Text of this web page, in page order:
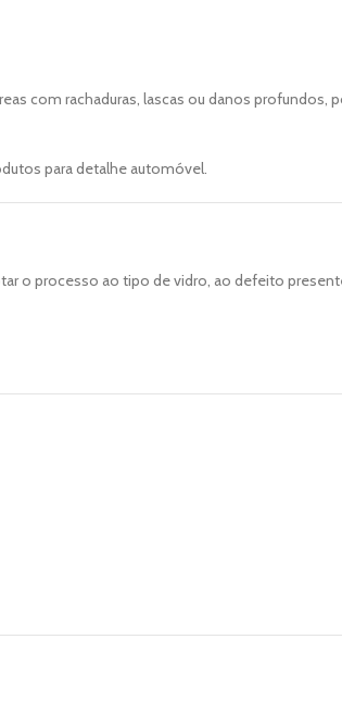
com rachaduras, lascas ou danos
para detalhe automóvel.
o processo ao tipo de vidro, ao defeito